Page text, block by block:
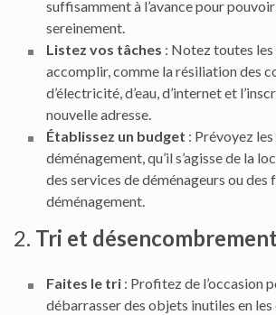
suffisamment à l’avance pour
sereinement.
Listez vos tâches : Notez toutes les
accomplir, comme la résiliation des
d’électricité, d’eau, d’internet et
nouvelle adresse.
Établissez un budget : Prévoyez
déménagement, qu’il s’agisse de la
des services de déménageurs ou des
déménagement.
2. Tri et
Faites le tri : Profitez de l’occasion
débarrasser des objets inutiles en les